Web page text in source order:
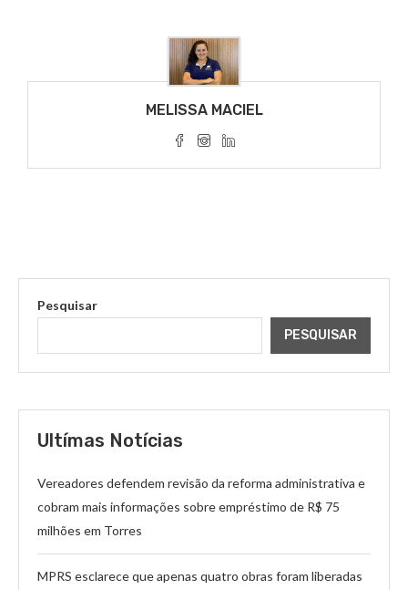
MELISSA MACIEL
Pesquisar
PESQUISAR
Ultímas Notícias
Vereadores defendem revisão da reforma administrativa e
cobram mais informações sobre empréstimo de R$ 75
milhões em Torres
MPRS esclarece que apenas quatro obras foram liberadas